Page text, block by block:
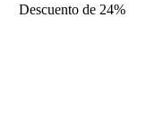
precios:
Descuento de 24%